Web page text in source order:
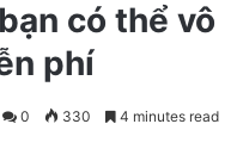
có thể vô
phí
0 330 4 minutes read